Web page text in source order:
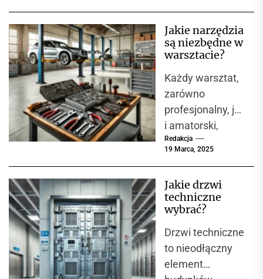
bezpieczeństwa i
wydajności w
przemysłowych.
W miejscach,
gdzie...
Jakie narzędzia
są niezbędne w
warsztacie?
Każdy warsztat,
zarówno
profesjonalny, jak
i amatorski,
powinien być
umożliwiają
precyzyjne i
wykonywanie
prac
serwisowych....
Redakcja
19 Marca, 2025
Jakie drzwi
techniczne
wybrać?
Drzwi techniczne
to nieodłączny
element